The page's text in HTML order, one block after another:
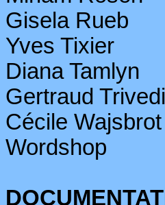
Gisela Rueb
Yves Tixier
DianaTamlyn
Gertraud Trivedi
Cécile Wajsbrot
Wordshop